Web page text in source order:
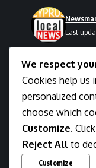
Last
We respect
Cookies help us
personalized
choose which
Customize. Click
Reject All to
Customize